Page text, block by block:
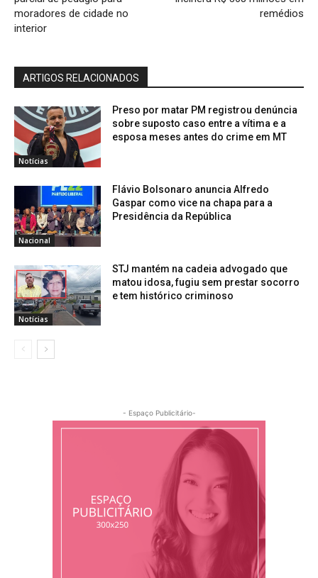
moradores de cidade no
interior
remédios
ARTIGOS RELACIONADOS
Notícias
Preso por matar PM registrou denúncia
sobre suposto caso entre a vítima e a
esposa meses antes do crime em MT
Nacional
Flávio Bolsonaro anuncia Alfredo
Gaspar como vice na chapa para a
Presidência da República
Notícias
STJ mantém na cadeia advogado que
matou idosa, fugiu sem prestar socorro
e tem histórico criminoso
- Espaço Publicitário-